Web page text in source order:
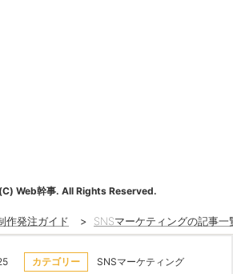
Web幹事. All Rights Reserved.
作発注ガイド > SNSマーケティングの記事一
カテゴリー SNSマーケティング